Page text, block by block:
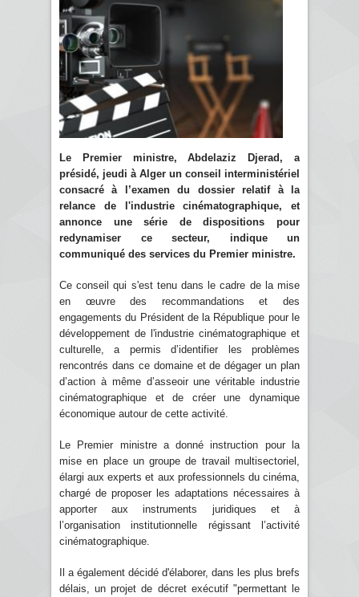
Le Premier ministre, Abdelaziz Djerad, a
présidé, jeudi à Alger un conseil interministériel
consacré à l’examen du dossier relatif à la
relance de l'industrie cinématographique, et
annonce une série de dispositions pour
redynamiser ce secteur, indique un
communiqué des services du Premier ministre.
Ce conseil qui s'est tenu dans le cadre de la mise
en œuvre des recommandations et des
engagements du Président de la République pour le
développement de l'industrie cinématographique et
culturelle, a permis d’identifier les problèmes
rencontrés dans ce domaine et de dégager un plan
d’action à même d’asseoir une véritable industrie
cinématographique et de créer une dynamique
économique autour de cette activité.
Le Premier ministre a donné instruction pour la
mise en place un groupe de travail multisectoriel,
élargi aux experts et aux professionnels du cinéma,
chargé de proposer les adaptations nécessaires à
apporter aux instruments juridiques et à
l’organisation institutionnelle régissant l’activité
cinématographique.
Il a également décidé d'élaborer, dans les plus brefs
délais, un projet de décret exécutif "permettant le